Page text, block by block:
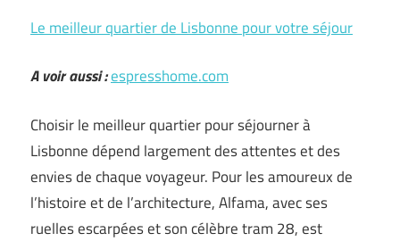
Le meilleur quartier de Lisbonne pour votre séjour
A voir aussi :espresshome.com
Choisir le meilleur quartier pour séjourner à
Lisbonne dépend largement des attentes et des
envies de chaque voyageur. Pour les amoureux de
l’histoire et de l’architecture, Alfama, avec ses
ruelles escarpées et son célèbre tram 28, est